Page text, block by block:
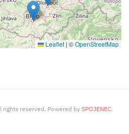
Leaflet | ©OpenStreetMap
rights reserved. Powered by SPOJENEC.